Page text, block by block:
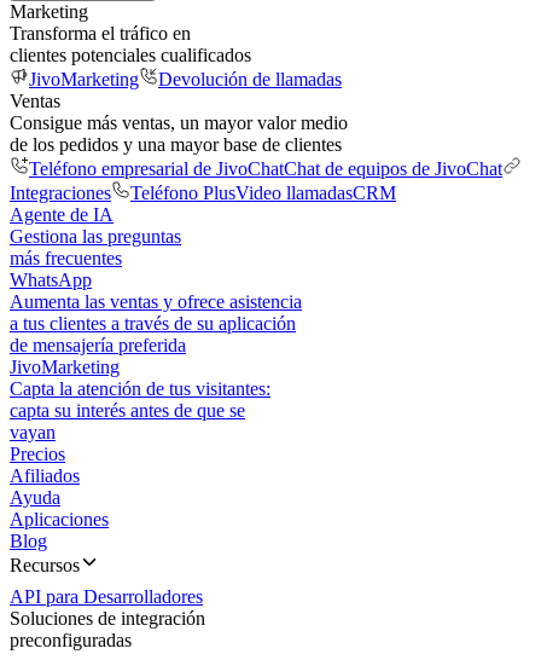
Marketing
Transforma el tráfico en
clientes potenciales cualificados
JivoMarketing
Devolución de llamadas
Ventas
Consigue más ventas, un mayor valor medio
de los pedidos y una mayor base de clientes
Teléfono empresarial de JivoChatChat de equipos de JivoChat
Integraciones
Teléfono PlusVideo llamadasCRM
Agente de IA
Gestiona las preguntas
más frecuentes
WhatsApp
Aumenta las ventas y ofrece asistencia
a tus clientes a través de su aplicación
de mensajería preferida
JivoMarketing
Capta la atención de tus visitantes:
capta su interés antes de que se
vayan
Precios
Afiliados
Ayuda
Aplicaciones
Blog
Recursos
API para Desarrolladores
Soluciones de integración
preconfiguradas